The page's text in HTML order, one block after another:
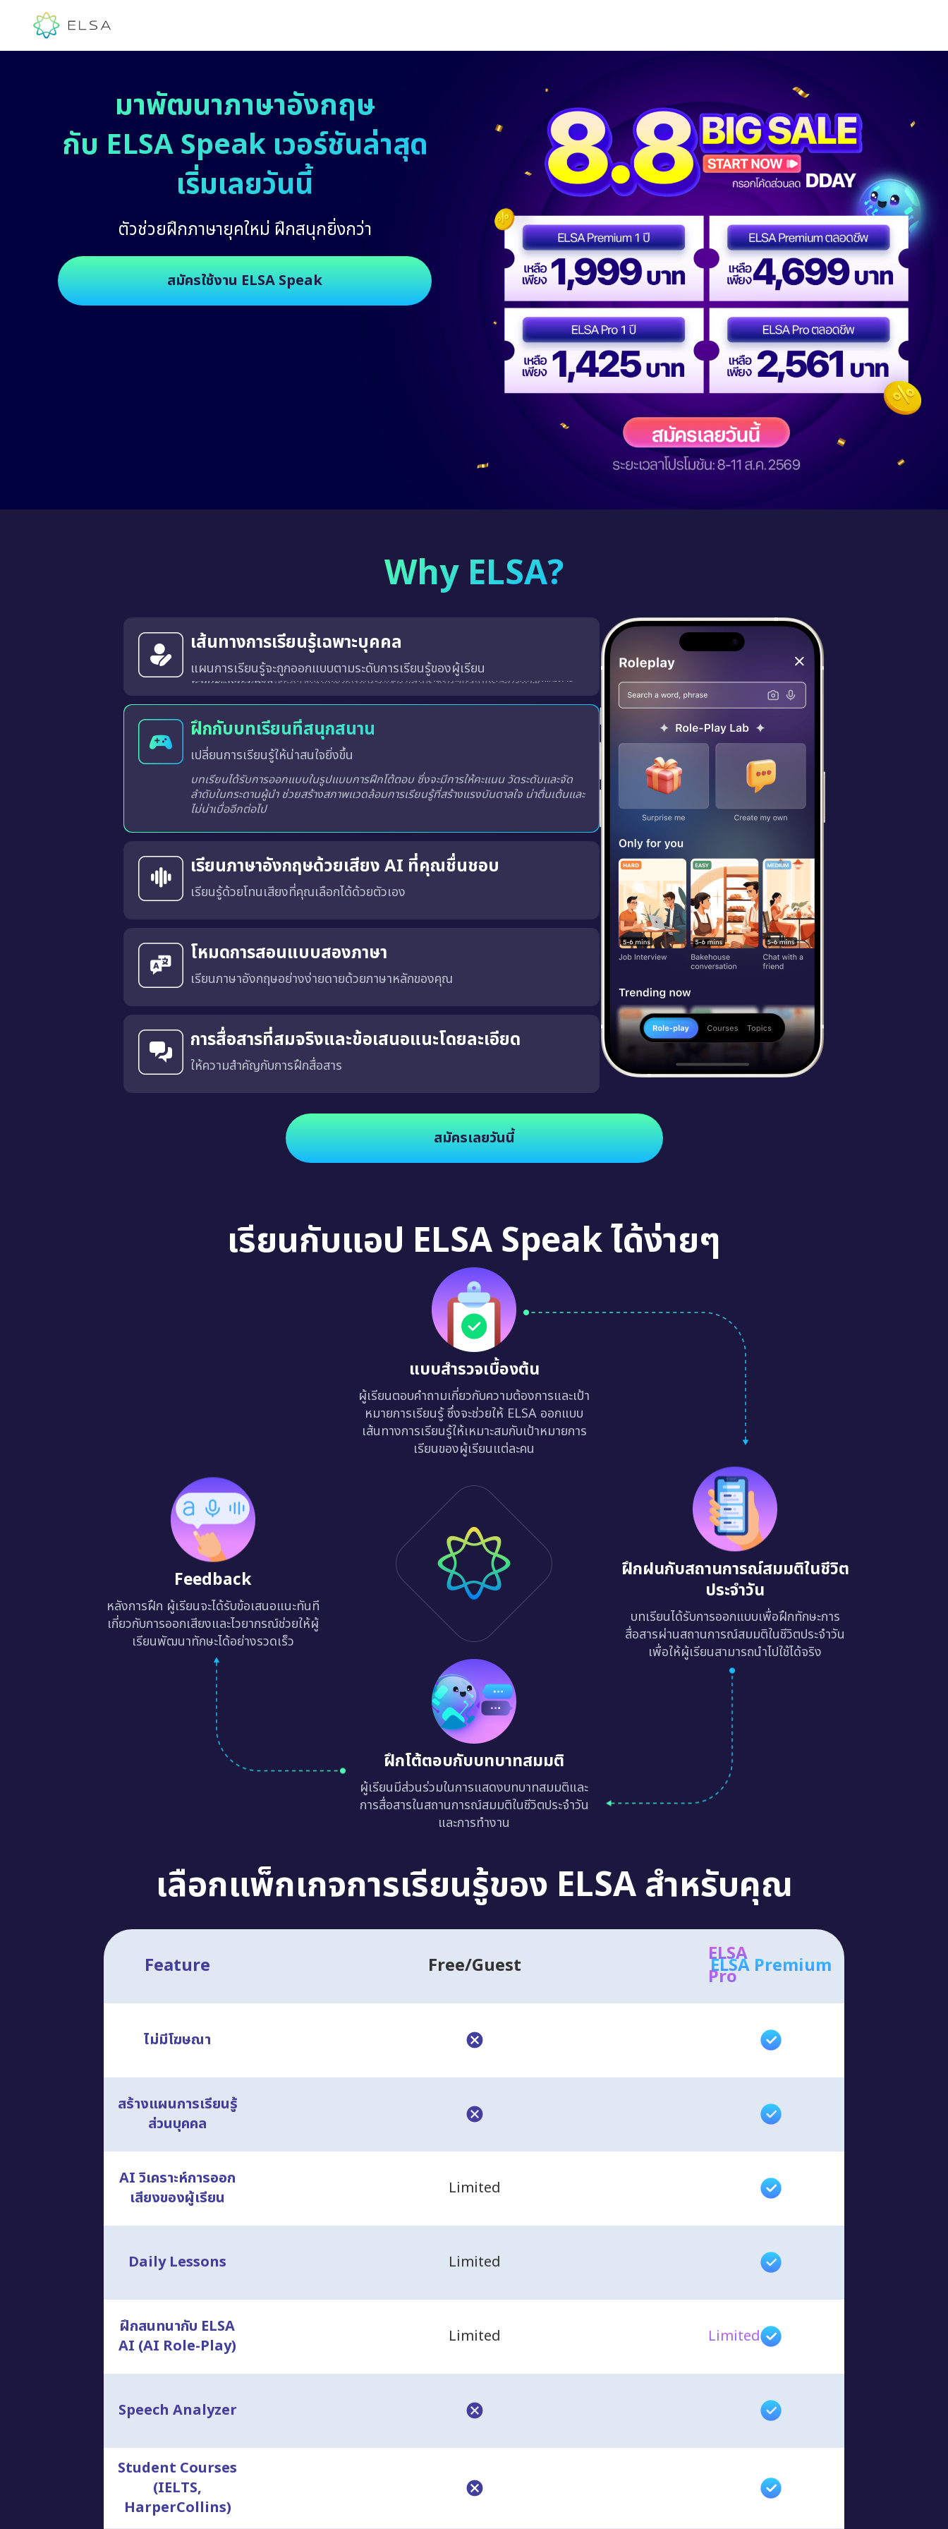
มาพัฒนาภาษาอังกฤษ
กับ ELSA Speak เวอร์ชันล่าสุด
เริ่มเลยวันนี้
ตัวช่วยฝึกภาษายุคใหม่ ฝึกสนุกยิ่งกว่า
สมัครใช้งาน ELSA Speak
Why ELSA?
เส้นทางการเรียนรู้เฉพาะบุคคล
แผนการเรียนรู้จะถูกออกแบบตามระดับการเรียนรู้ของผู้เรียน
ฝึกกับบทเรียนที่สนุกสนาน
เปลี่ยนการเรียนรู้ให้น่าสนใจยิ่งขึ้น
บทเรียนได้รับการออกแบบในรูปแบบการฝึกโต้ตอบ ซึ่งจะมีการให้คะแนน วัดระดับและจัด
ลำดับในกระดานผู้นำ ช่วยสร้างสภาพแวดล้อมการเรียนรู้ที่สร้างแรงบันดาลใจ น่าตื่นเต้นและ
ไม่น่าเบื่ออีกต่อไป
เรียนภาษาอังกฤษด้วยเสียง AI ที่คุณชื่นชอบ
เรียนรู้ด้วยโทนเสียงที่คุณเลือกได้ด้วยตัวเอง
โหมดการสอนแบบสองภาษา
เรียนภาษาอังกฤษอย่างง่ายดายด้วยภาษาหลักของคุณ
การสื่อสารที่สมจริงและข้อเสนอแนะโดยละเอียด
ให้ความสำคัญกับการฝึกสื่อสาร
สมัครเลยวันนี้
เรียนกับแอป ELSA Speak ได้ง่ายๆ
แบบสำรวจเบื้องต้น
ผู้เรียนตอบคำถามเกี่ยวกับความต้องการและเป้า
หมายการเรียนรู้ ซึ่งจะช่วยให้ ELSA ออกแบบ
เส้นทางการเรียนรู้ให้เหมาะสมกับเป้าหมายการ
เรียนของผู้เรียนแต่ละคน
ฝึกฝนกับสถานการณ์สมมติในชีวิต
ประจำวัน
บทเรียนได้รับการออกแบบเพื่อฝึกทักษะการ
สื่อสารผ่านสถานการณ์สมมติในชีวิตประจำวัน
เพื่อให้ผู้เรียนสามารถนำไปใช้ได้จริง
ฝึกโต้ตอบกับบทบาทสมมติ
ผู้เรียนมีส่วนร่วมในการแสดงบทบาทสมมติและ
การสื่อสารในสถานการณ์สมมติในชีวิตประจำวัน
และการทำงาน
Feedback
หลังการฝึก ผู้เรียนจะได้รับข้อเสนอแนะทันที
เกี่ยวกับการออกเสียงและไวยากรณ์ช่วยให้ผู้
เรียนพัฒนาทักษะได้อย่างรวดเร็ว
เลือกแพ็กเกจการเรียนรู้ของ ELSA สำหรับคุณ
Feature Free/Guest
ELSA
Pro
ELSA Premium
ไม่มีโฆษณา
สร้างแผนการเรียนรู้
ส่วนบุคคล
AI วิเคราะห์การออก
เสียงของผู้เรียน
Limited
Daily Lessons Limited
ฝึกสนทนากับ ELSA
AI (AI Role-Play)
Limited Limited
Speech Analyzer
Student Courses
(IELTS,
HarperCollins)